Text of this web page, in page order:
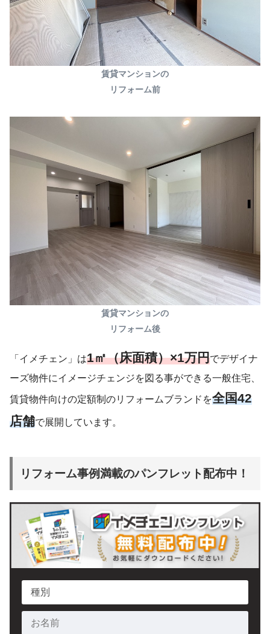
賃貸マンションの
リフォーム前
賃貸マンションの
リフォーム後
「イメチェン」は1㎡（床面積）×1万円でデザイナ
ーズ物件にイメージチェンジを図る事ができる一般住宅、
賃貸物件向けの定額制のリフォームブランドを全国42
店舗で展開しています。
リフォーム事例満載のパンフレット配布中！